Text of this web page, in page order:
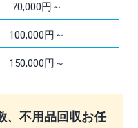
70,000円～
100,000円～
150,000円～
、不用品回収お任